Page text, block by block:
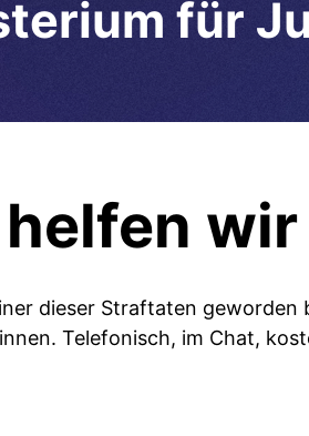
für
wir
dieser Straftaten geworden
Telefonisch, im Chat,